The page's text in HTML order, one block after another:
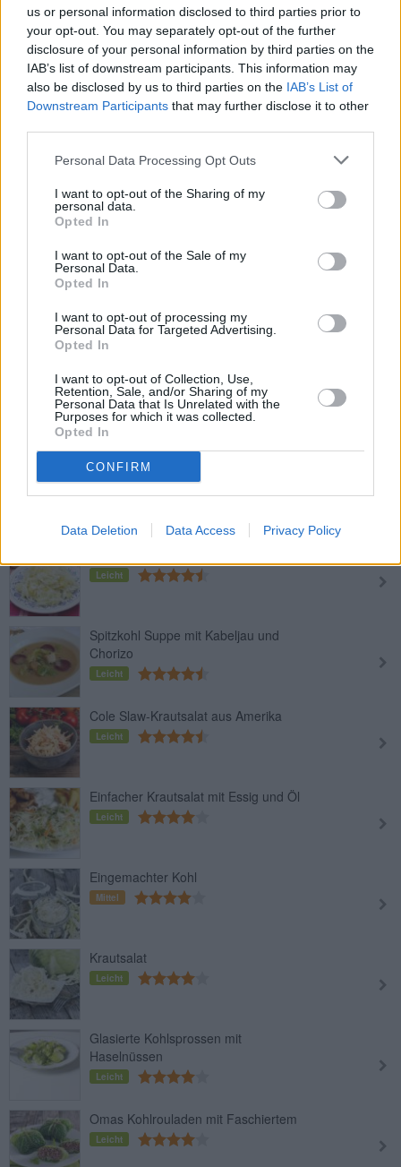
us or personal information disclosed to third parties prior to
your opt-out. You may separately opt-out of the further
disclosure of your personal information by third parties on the
IAB’s list of downstream participants. This information may
also be disclosed by us to third parties on the IAB’s List of
Downstream Participants that may further disclose it to other
Personal Data Processing Opt Outs
I want to opt-out of the Sharing of my
personal data.
Opted In
I want to opt-out of the Sale of my
Personal Data.
Opted In
I want to opt-out of processing my
Personal Data for Targeted Advertising.
Opted In
I want to opt-out of Collection, Use,
Retention, Sale, and/or Sharing of my
Personal Data that Is Unrelated with the
Purposes for which it was collected.
Opted In
CONFIRM
Data Deletion Data Access Privacy Policy
Leicht
Kohlrouladen mit Buchweizen
Leicht
Krautsalat mit Joghurtdressing
Leicht
Frischer Weißkraut-Karotten-Salat
Leicht
Omas Rezept für Rotkraut mit Apfel
Mittel
Kohlroulade mit Faschiertem
Leicht
Leicht
Spitzkohl Suppe mit Kabeljau und
Chorizo
Leicht
Cole Slaw-Krautsalat aus Amerika
Leicht
Einfacher Krautsalat mit Essig und Öl
Leicht
Eingemachter Kohl
Mittel
Krautsalat
Leicht
Glasierte Kohlsprossen mit
Haselnüssen
Leicht
Omas Kohlrouladen mit Faschiertem
Leicht